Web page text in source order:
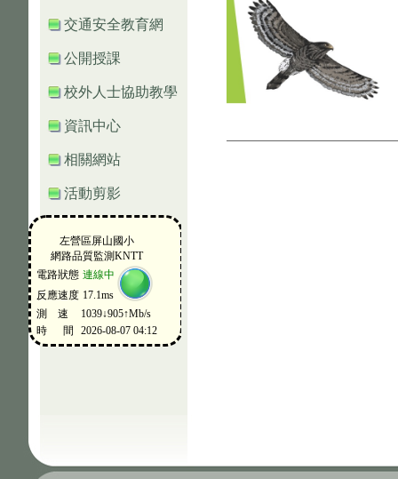
交通安全教育網
公開授課
校外人士協助教學
資訊中心
相關網站
活動剪影